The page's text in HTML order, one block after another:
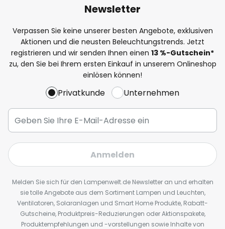
Newsletter
Verpassen Sie keine unserer besten Angebote, exklusiven
Aktionen und die neusten Beleuchtungstrends. Jetzt
registrieren und wir senden Ihnen einen 13 %-Gutschein*
zu, den Sie bei Ihrem ersten Einkauf in unserem Onlineshop
einlösen können!
Privatkunde Unternehmen
Anmelden
Melden Sie sich für den Lampenwelt.de Newsletter an und erhalten
sie tolle Angebote aus dem Sortiment Lampen und Leuchten,
Ventilatoren, Solaranlagen und Smart Home Produkte, Rabatt-
Gutscheine, Produktpreis-Reduzierungen oder Aktionspakete,
Produktempfehlungen und -vorstellungen sowie Inhalte von